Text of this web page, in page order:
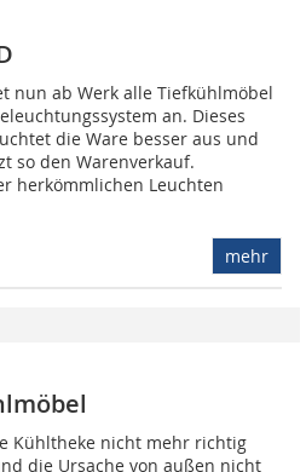
nun ab Werk alle Tiefkühlmöbel
an. Dieses
die Ware besser aus und
so den Warenverkauf.
herkömmlichen Leuchten
mehr
Kühltheke nicht mehr richtig
die Ursache von außen nicht